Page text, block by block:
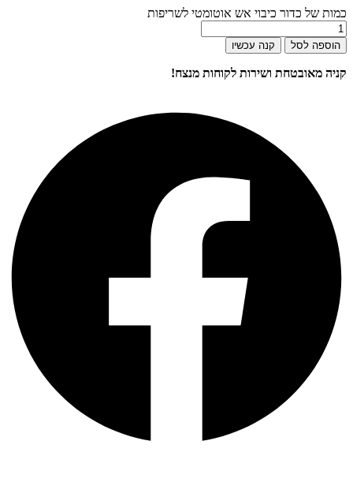
כמות של כדור כיבוי אש אוטומטי לשריפות
הוספה לסל קנה עכשיו
קניה מאובטחת ושירות לקוחות מנצח!